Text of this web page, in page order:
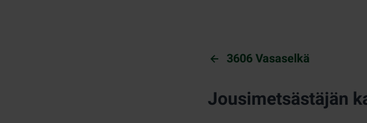
3606 Vasaselkä
Jousimetsästäjän